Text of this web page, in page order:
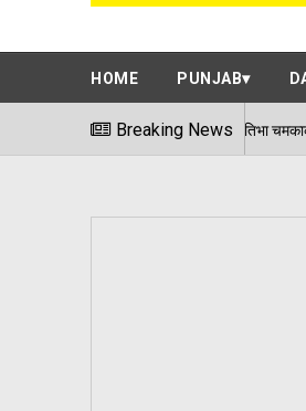
HOME PUNJAB
Breaking News
साथ, बच्चों की प्रतिभा चमकाकर वरिष्ठ नागरिकों ने